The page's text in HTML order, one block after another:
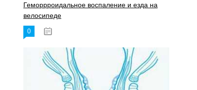
Геморрроидальное воспаление и езда на
велосипеде
0